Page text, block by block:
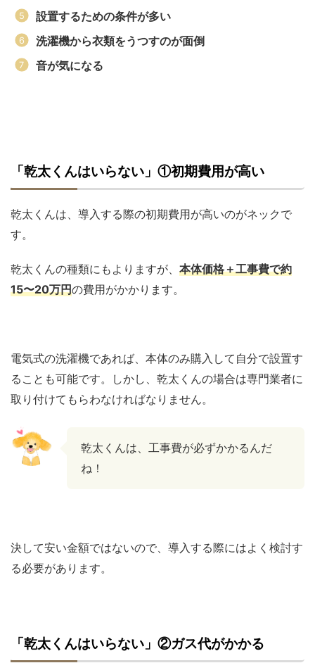
設置するための条件が多い
洗濯機から衣類をうつすのが面倒
音が気になる
「乾太くんはいらない」①初期費用が高い
乾太くんは、導入する際の初期費用が高いのがネックで
す。
乾太くんの種類にもよりますが、 本体価格＋工事費で約
15〜20万円の費用がかかります。
電気式の洗濯機であれば、本体のみ購入して自分で設置す
ることも可能です。しかし、乾太くんの場合は専門業者に
取り付けてもらわなければなりません。
乾太くんは、工事費が必ずかかるんだ
ね！
決して安い金額ではないので、導入する際にはよく検討す
る必要があります。
「乾太くんはいらない」②ガス代がかかる